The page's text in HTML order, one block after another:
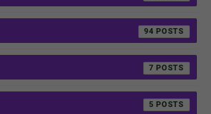
94
7
5